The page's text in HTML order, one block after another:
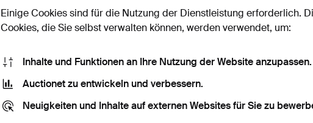
Einige Cookies sind für die Nutzung der Dienstleistung erforderlich.
Cookies, die Sie selbst verwalten können, werden verwendet, um:
Inhalte und Funktionen an Ihre Nutzung der Website anzupassen.
Auctionet zu entwickeln und verbessern.
Neuigkeiten und Inhalte auf externen Websites für Sie zu